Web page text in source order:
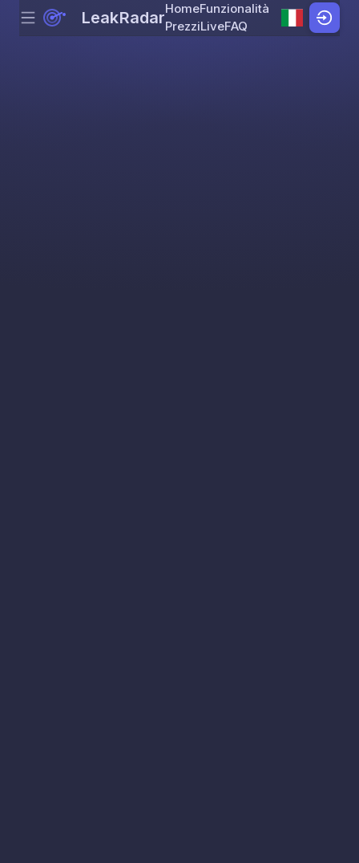
Skip to content
Menu LeakRadarHomeFunzionalità
PrezziLiveFAQ